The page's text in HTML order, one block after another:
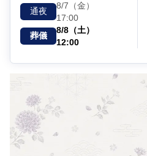
通夜
8/7（金）
17:00
葬儀
8/8（土）
12:00